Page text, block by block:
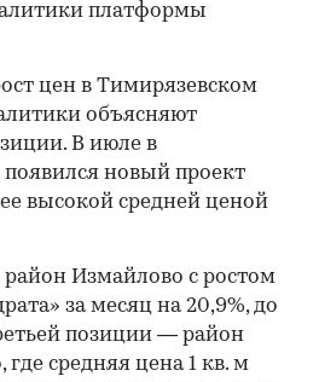
платформы
цен в Тимирязевском
объясняют
В июле в
новый проект
высокой средней ценой
район Измайлово с ростом
за месяц на 20,9%, до
позиции — район
средняя цена 1 кв. м